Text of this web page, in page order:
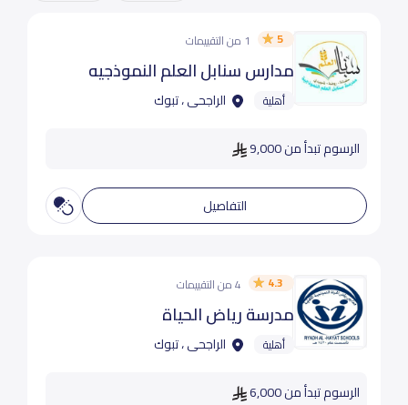
5 1 من التقييمات
مدارس سنابل العلم النموذجيه
أهلية الراجحى ، تبوك
الرسوم تبدأ من 9,000
التفاصيل
4.3 4 من التقييمات
مدرسة رياض الحياة
أهلية الراجحى ، تبوك
الرسوم تبدأ من 6,000